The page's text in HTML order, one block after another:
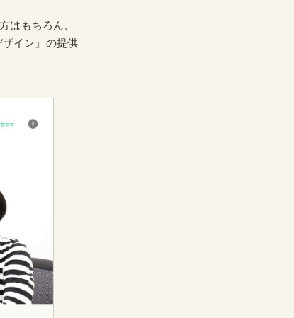
はもちろん、
イン」の提供